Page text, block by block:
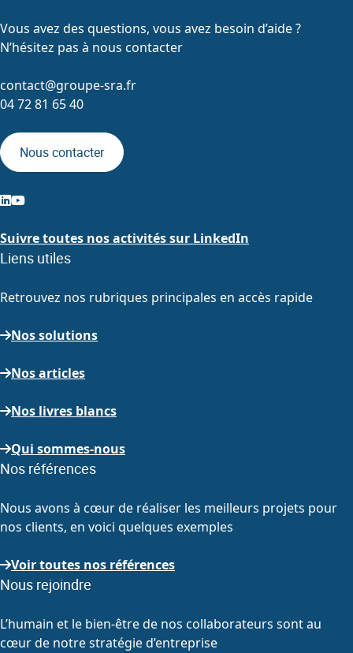
Vous avez des questions, vous avez besoin d’aide ?
N’hésitez pas à nous contacter
contact@groupe-sra.fr
04 72 81 65 40
Nous contacter
Suivre toutes nos activités sur LinkedIn
Liens utiles
Retrouvez nos rubriques principales en accès rapide
Nos solutions
Nos articles
Nos livres blancs
Qui sommes-nous
Nos références
Nous avons à cœur de réaliser les meilleurs projets pour
nos clients, en voici quelques exemples
Voir toutes nos références
Nous rejoindre
L’humain et le bien-être de nos collaborateurs sont au
cœur de notre stratégie d’entreprise